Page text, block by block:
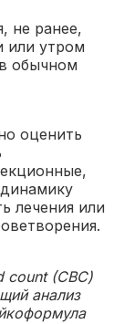
не ранее,
или утром
обычном
оценить
лечения или
count (CBC)
анализ